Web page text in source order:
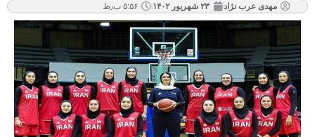
مهدی عرب نژاد ۲۳ شهریور ۱۴۰۲ ۵:۵۶ ب٫ظ